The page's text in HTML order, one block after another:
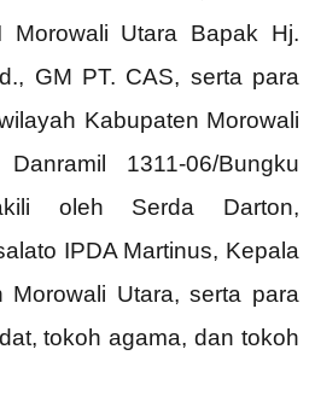
Morowali Utara Bapak Hj.
GM PT. CAS, serta para
Kabupaten Morowali
1311-06/Bungku
oleh Serda Darton,
IPDA Martinus, Kepala
Morowali Utara, serta para
tokoh agama, dan tokoh